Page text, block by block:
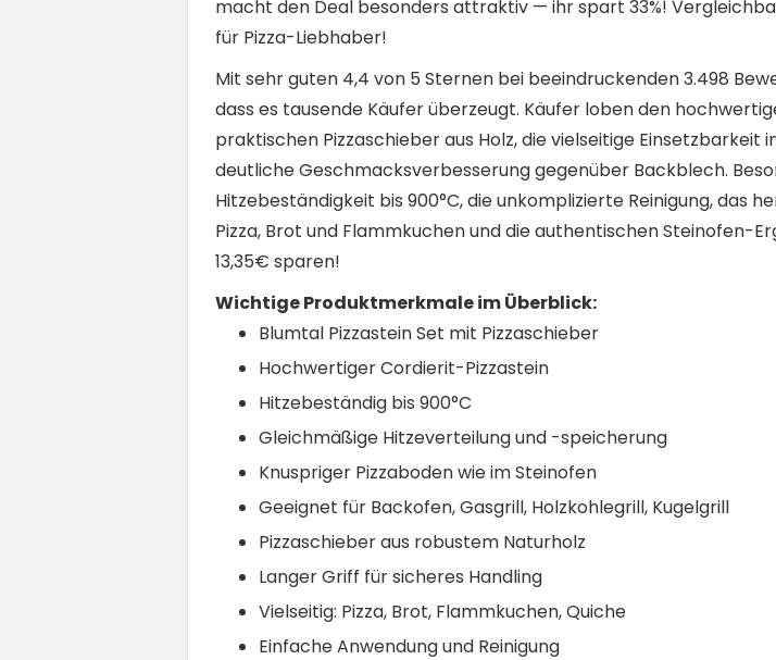
macht den Deal besonders attraktiv — ihr spart 33%!
für Pizza-Liebhaber!
Mit sehr guten 4,4 von 5 Sternen bei beeindruckenden 3.498
dass es tausende Käufer überzeugt. Käufer loben den
praktischen Pizzaschieber aus Holz, die vielseitige Einsetzbarkeit
deutliche Geschmacksverbesserung gegenüber Backblech.
Hitzebeständigkeit bis 900°C, die unkomplizierte Reinigung, das
Pizza, Brot und Flammkuchen und die authentischen Steinofen-
13,35€ sparen!
Wichtige Produktmerkmale im Überblick:
Blumtal Pizzastein Set mit Pizzaschieber
Hochwertiger Cordierit-Pizzastein
Hitzebeständig bis 900°C
Gleichmäßige Hitzeverteilung und -speicherung
Knuspriger Pizzaboden wie im Steinofen
Geeignet für Backofen, Gasgrill, Holzkohlegrill, Kugelgrill
Pizzaschieber aus robustem Naturholz
Langer Griff für sicheres Handling
Vielseitig: Pizza, Brot, Flammkuchen, Quiche
Einfache Anwendung und Reinigung